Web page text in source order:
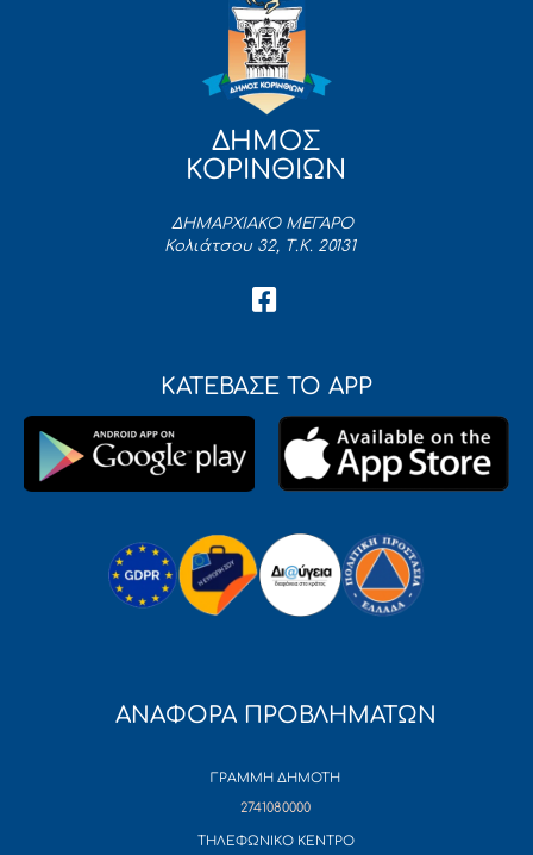
ΔΗΜΟΣ
ΚΟΡΙΝΘΙΩΝ
ΔΗΜΑΡΧΙΑΚΟ ΜΕΓΑΡΟ
Κολιάτσου 32, Τ.Κ. 20131
ΚΑΤΕΒΑΣΕ ΤΟ APP
ΑΝΑΦΟΡΑ ΠΡΟΒΛΗΜΑΤΩΝ
ΓΡΑΜΜΗ ΔΗΜΟΤΗ
2741080000
ΤΗΛΕΦΩΝΙΚΟ ΚΕΝΤΡΟ